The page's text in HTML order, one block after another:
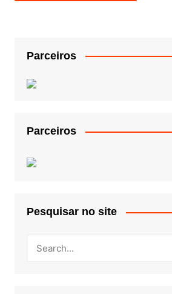
Parceiros
Parceiros
Pesquisar no site